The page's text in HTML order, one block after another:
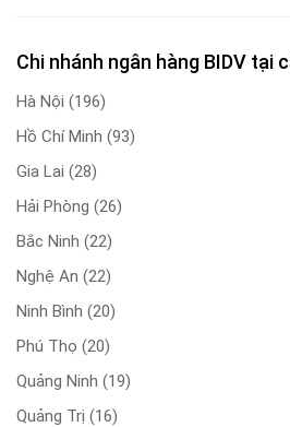
Chi nhánh ngân hàng BIDV tại
Hà Nội (196)
Hồ Chí Minh (93)
Gia Lai (28)
Hải Phòng (26)
Bắc Ninh (22)
Nghệ An (22)
Ninh Bình (20)
Phú Thọ (20)
Quảng Ninh (19)
Quảng Trị (16)